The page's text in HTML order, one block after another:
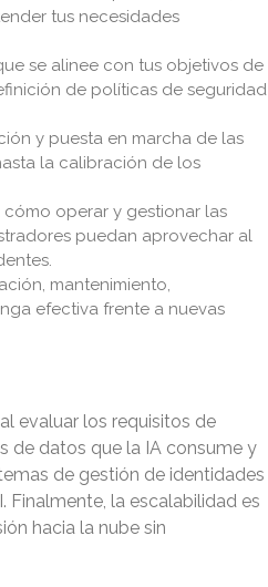
tus necesidades
se alinee con tus objetivos de
de políticas de seguridad
y puesta en marcha de las
la calibración de los
operar y gestionar las
puedan aprovechar al
mantenimiento,
efectiva frente a nuevas
evaluar los requisitos de
de datos que la IA consume y
de gestión de identidades
Finalmente, la escalabilidad es
hacia la nube sin